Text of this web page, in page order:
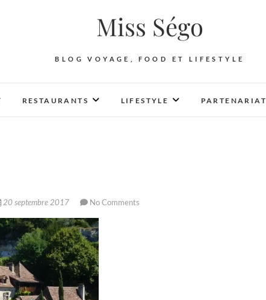
Miss Ségo
BLOG VOYAGE, FOOD ET LIFESTYLE
RESTAURANTS LIFESTYLE PARTENARIAT
20 septembre 2017 No Comments